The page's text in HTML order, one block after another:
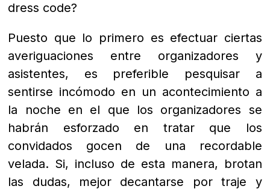
dress code?
Puesto que lo primero es efectuar ciertas
averiguaciones entre organizadores y
asistentes, es preferible pesquisar a
sentirse incómodo en un acontecimiento a
la noche en el que los organizadores se
habrán esforzado en tratar que los
convidados gocen de una recordable
velada. Si, incluso de esta manera, brotan
las dudas, mejor decantarse por traje y